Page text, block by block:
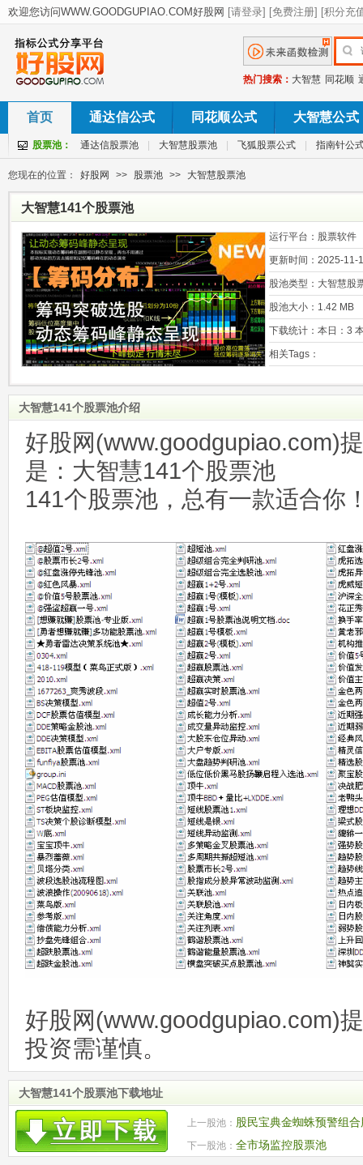
热门搜索： 大智慧 同花顺
首页 通达信公式 同花顺公式 大智慧公式
股票池： 通达信股票池 大智慧股票池 飞狐股票公式 指南针公
您现在的位置： 好股网 >> 股票池 >> 大智慧股票池
大智慧141个股票池
运行平台： 股票软件
更新时间： 2025-11-
股池类型： 大智慧股
股池大小： 1.42 MB
下载统计： 本日：3
相关Tags：
大智慧141个股票池介绍
好股网(www.goodgupiao.com)
是：大智慧141个股票池
141个股票池，总有一款适合你
好股网(www.goodgupiao.com)
投资需谨慎。
大智慧141个股票池下载地址
上一股池： 股民宝典金蜘蛛预警组
下一股池： 全市场监控股票池